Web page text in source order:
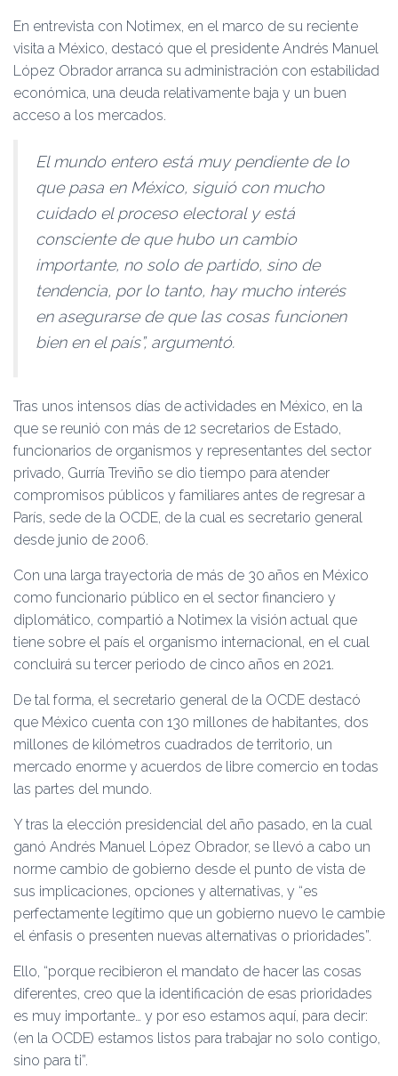
En entrevista con Notimex, en el marco de su reciente
visita a México, destacó que el presidente Andrés Manuel
López Obrador arranca su administración con estabilidad
económica, una deuda relativamente baja y un buen
acceso a los mercados.
El mundo entero está muy pendiente de lo
que pasa en México, siguió con mucho
cuidado el proceso electoral y está
consciente de que hubo un cambio
importante, no solo de partido, sino de
tendencia, por lo tanto, hay mucho interés
en asegurarse de que las cosas funcionen
bien en el país”, argumentó.
Tras unos intensos días de actividades en México, en la
que se reunió con más de 12 secretarios de Estado,
funcionarios de organismos y representantes del sector
privado, Gurría Treviño se dio tiempo para atender
compromisos públicos y familiares antes de regresar a
París, sede de la OCDE, de la cual es secretario general
desde junio de 2006.
Con una larga trayectoria de más de 30 años en México
como funcionario público en el sector financiero y
diplomático, compartió a Notimex la visión actual que
tiene sobre el país el organismo internacional, en el cual
concluirá su tercer periodo de cinco años en 2021.
De tal forma, el secretario general de la OCDE destacó
que México cuenta con 130 millones de habitantes, dos
millones de kilómetros cuadrados de territorio, un
mercado enorme y acuerdos de libre comercio en todas
las partes del mundo.
Y tras la elección presidencial del año pasado, en la cual
ganó Andrés Manuel López Obrador, se llevó a cabo un
norme cambio de gobierno desde el punto de vista de
sus implicaciones, opciones y alternativas, y “es
perfectamente legítimo que un gobierno nuevo le cambie
el énfasis o presenten nuevas alternativas o prioridades”.
Ello, “porque recibieron el mandato de hacer las cosas
diferentes, creo que la identificación de esas prioridades
es muy importante… y por eso estamos aquí, para decir:
(en la OCDE) estamos listos para trabajar no solo contigo,
sino para ti”.